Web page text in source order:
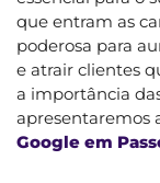
que entram as
poderosa para
e atrair clientes
a importância
apresentaremos
Google em